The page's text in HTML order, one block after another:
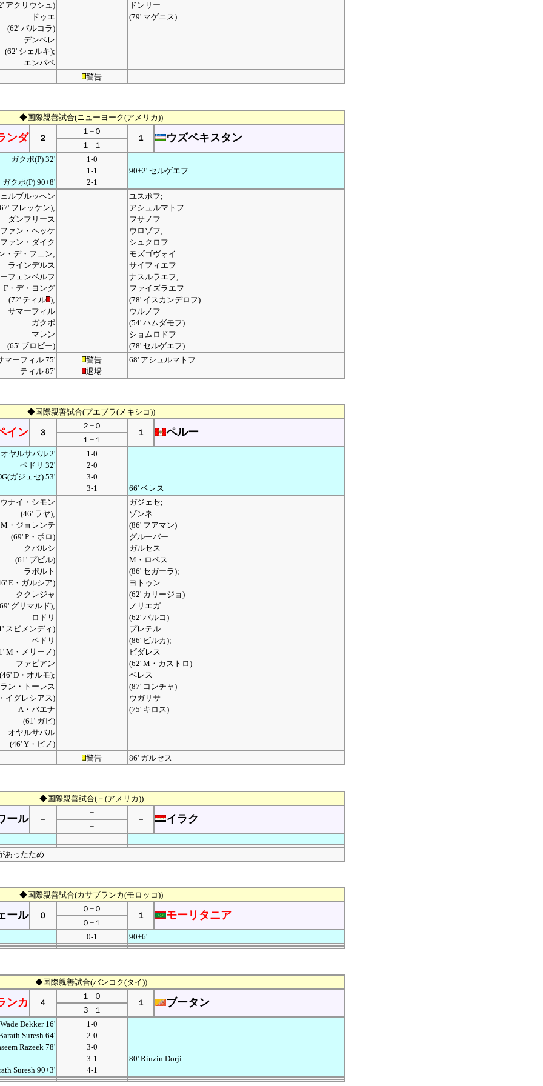
アクリウシュ)
ドゥエ
(62' バルコラ)
デンベレ
(62' シェルキ);
エンバペ
ドンリー
(79' マゲニス)
警告
◆国際親善試合(ニューヨーク(アメリカ))
ンダ ２
１−０
１ ウズベキスタン
１−１
ガクポ(P) 32'
ガクポ(P) 90+8'
1-0
1-1
2-1
90+2' セルゲエフ
ルブルッヘン
フレッケン);
ダンフリース
ファン・ヘッケ
ファン・ダイク
・デ・フェン;
ラインデルス
フェンベルフ
F・デ・ヨング
(72' ティル );
サマーフィル
ガクポ
マレン
(65' ブロビー)
ユスポフ;
アシュルマトフ
フサノフ
ウロゾフ;
シュクロフ
モズゴヴォイ
サイフィエフ
ナスルラエフ;
ファイズラエフ
(78' イスカンデロフ)
ウルノフ
(54' ハムダモフ)
ショムロドフ
(78' セルゲエフ)
マーフィル 75'
ティル 87'
警告
退場
68' アシュルマトフ
◆国際親善試合(プエブラ(メキシコ))
イン ３
２−０
１ ペルー
１−１
オヤルサバル 2'
ペドリ 32'
ガジェセ) 53'
1-0
2-0
3-0
3-1
66' ベレス
ウナイ・シモン
(46' ラヤ);
M・ジョレンテ
(69' P・ポロ)
クバルシ
(61' プビル)
ラポルト
E・ガルシア)
ククレジャ
グリマルド);
ロドリ
スビメンディ)
ペドリ
M・メリーノ)
ファビアン
D・オルモ);
ン・トーレス
イグレシアス)
A・バエナ
(61' ガビ)
オヤルサバル
(46' Y・ピノ)
ガジェセ;
ゾンネ
(86' フアマン)
グルーバー
ガルセス
M・ロペス
(86' セガーラ);
ヨトゥン
(62' カリージョ)
ノリエガ
(62' バルコ)
プレテル
(86' ビルカ);
ビダレス
(62' M・カストロ)
ベレス
(87' コンチャ)
ウガリサ
(75' キロス)
警告 86' ガルセス
◆国際親善試合(－(アメリカ))
ール －
−
－ イラク
−
あったため
◆国際親善試合(カサブランカ(モロッコ))
ール ０
０−０
１ モーリタニア
０−１
0-1
90+6'
◆国際親善試合(バンコク(タイ))
ンカ ４
１−０
１ ブータン
３−１
Wade Dekker 16'
Suresh 64'
Razeek 78'
Suresh 90+3'
1-0
2-0
3-0
3-1
4-1
80' Rinzin Dorji